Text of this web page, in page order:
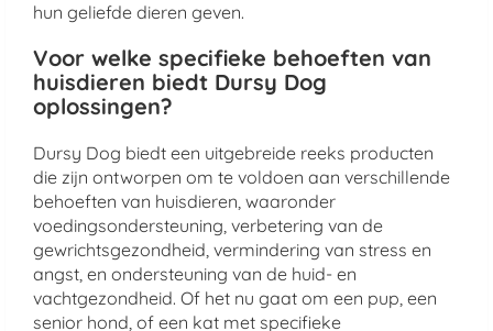
hun geliefde dieren geven.
Voor welke specifieke behoeften van
huisdieren biedt Dursy Dog
oplossingen?
Dursy Dog biedt een uitgebreide reeks producten
die zijn ontworpen om te voldoen aan verschillende
behoeften van huisdieren, waaronder
voedingsondersteuning, verbetering van de
gewrichtsgezondheid, vermindering van stress en
angst, en ondersteuning van de huid- en
vachtgezondheid. Of het nu gaat om een pup, een
senior hond, of een kat met specifieke